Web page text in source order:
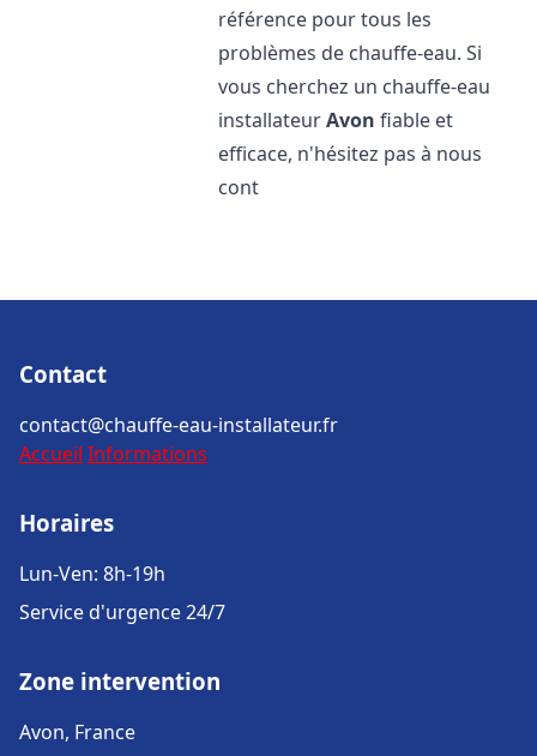
référence pour tous les
problèmes de chauffe-eau. Si
vous cherchez un chauffe-eau
installateurAvon fiable et
efficace, n'hésitez pas à nous
cont
Contact
contact@chauffe-eau-installateur.fr
Accueil Informations
Horaires
Lun-Ven: 8h-19h
Service d'urgence 24/7
Zone intervention
Avon, France